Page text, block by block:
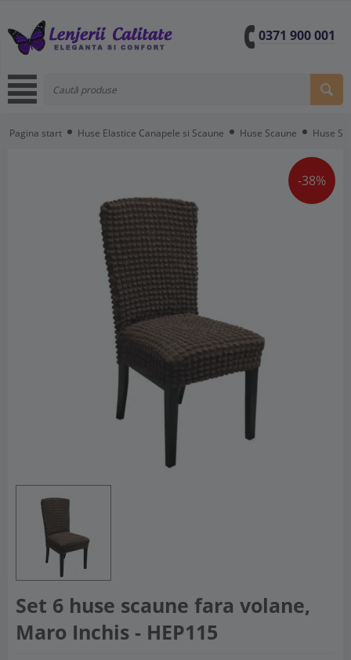
0371 900 001
Pagina start Huse Elastice Canapele si Scaune Huse Scaune Huse
-38%
Set 6 huse scaune fara volane,
Maro Inchis - HEP115